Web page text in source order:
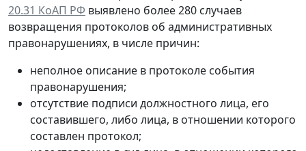
20.31 КоАП РФ выявлено более 280 случаев
возвращения протоколов об административных
правонарушениях, в числе причин:
неполное описание в протоколе события
правонарушения;
отсутствие подписи должностного лица, его
составившего, либо лица, в отношении которого
составлен протокол;